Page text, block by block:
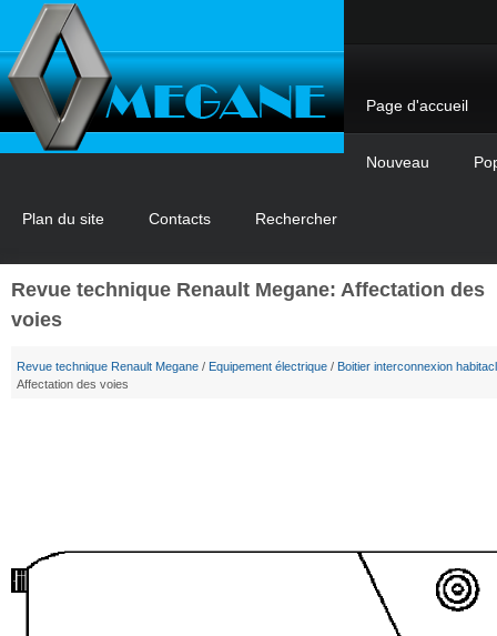
Page d'accueil
Nouveau
Plan du site Contacts Rechercher
Revue technique Renault Megane: Affectation des
voies
Revue technique Renault Megane / Equipement électrique / Boitier interconnexion
Affectation des voies